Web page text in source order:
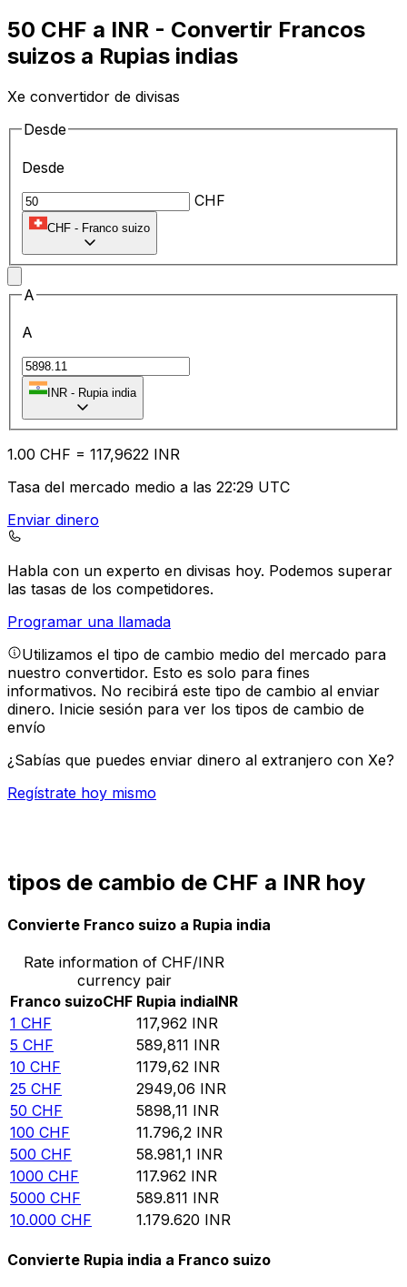
50 CHF a INR - Convertir Francos
suizos a Rupias indias
Xe convertidor de divisas
Desde
Desde
CHF
CHF - Franco suizo
A
A
INR - Rupia india
1.00 CHF = 117,9622 INR
Tasa del mercado medio a las 22:29 UTC
Enviar dinero
Habla con un experto en divisas hoy. Podemos superar
las tasas de los competidores.
Programar una llamada
Utilizamos el tipo de cambio medio del mercado para
nuestro convertidor. Esto es solo para fines
informativos. No recibirá este tipo de cambio al enviar
dinero. Inicie sesión para ver los tipos de cambio de
envío
¿Sabías que puedes enviar dinero al extranjero con Xe?
Regístrate hoy mismo
tipos de cambio de CHF a INR hoy
Convierte Franco suizo a Rupia india
Rate information of CHF/INR
currency pair
Franco suizoCHF Rupia indiaINR
1 CHF 117,962 INR
5 CHF 589,811 INR
10 CHF 1179,62 INR
25 CHF 2949,06 INR
50 CHF 5898,11 INR
100 CHF 11.796,2 INR
500 CHF 58.981,1 INR
1000 CHF 117.962 INR
5000 CHF 589.811 INR
10.000 CHF 1.179.620 INR
Convierte Rupia india a Franco suizo